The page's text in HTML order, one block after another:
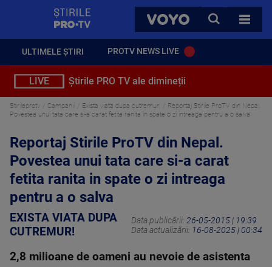
VOYO
CAUTA
TOATE
ULTIMELE ȘTIRI PROTV NEWS LIVE
LIVE Știrile PRO TV ale dimineții
Stirileprotv Campanii Exista viata dupa cutremur!
Reportaj Stirile ProTV din Nepal.
Povestea unui tata care si-a carat fetita ranita in spate o zi intreaga pentru a o salva
Reportaj Stirile ProTV din Nepal.
Povestea unui tata care si-a carat
fetita ranita in spate o zi intreaga
pentru a o salva
EXISTA VIATA DUPA
CUTREMUR!
Data publicării: 26-05-2015 | 19:39
Data actualizării: 16-08-2025 | 00:34
2,8 milioane de oameni au nevoie de asistenta